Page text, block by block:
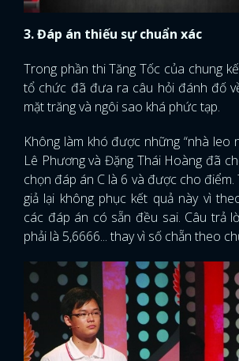
3. Đáp án thiếu sự chuẩn xác
Trong phần thi Tăng Tốc của chung
tổ chức đã đưa ra câu hỏi đánh đố
mặt trăng và ngôi sao khá phức tạp.
Không làm khó được những “nhà leo
Lê Phương và Đặng Thái Hoàng đã
chọn đáp án C là 6 và được cho điểm.
giả lại không phục kết quả này vì
các đáp án có sẵn đều sai. Câu trả
phải là 5,6666... thay vì số chẵn theo